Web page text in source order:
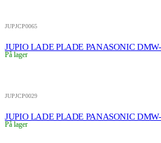
JUPJCP0065
JUPIO LADE PLADE PANASONIC
På lager
JUPJCP0029
JUPIO LADE PLADE PANASONIC
På lager